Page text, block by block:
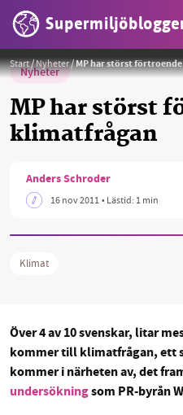
Sök
Facebook
Start/Nyheter/MP har störst
Nyheter
MP har störst
klimatfrågan
Anders Schroder
16 nov 2011• Lästid: 1 min
Klimat
Över 4 av 10 svenskar, litar
kommer till klimatfrågan, ett
kommer i närheten av, det
undersökningsom PR-byrån